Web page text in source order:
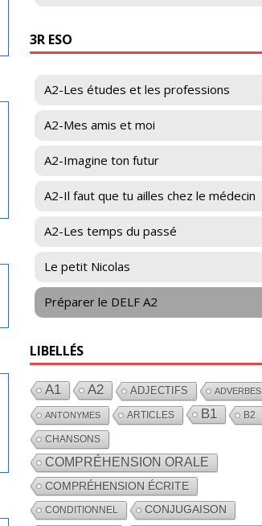
3R ESO
A2-Les études et les professions
A2-Mes amis et moi
A2-Imagine ton futur
A2-Il faut que tu ailles chez le médecin
A2-Les temps du passé
Le petit Nicolas
Préparer le DELF A2
LIBELLÉS
A1 A2 ADJECTIFS ADVERBES
ANTONYMES ARTICLES B1 B2
CHANSONS
COMPRÉHENSION ORALE
COMPRÉHENSION ÉCRITE
CONDITIONNEL CONJUGAISON